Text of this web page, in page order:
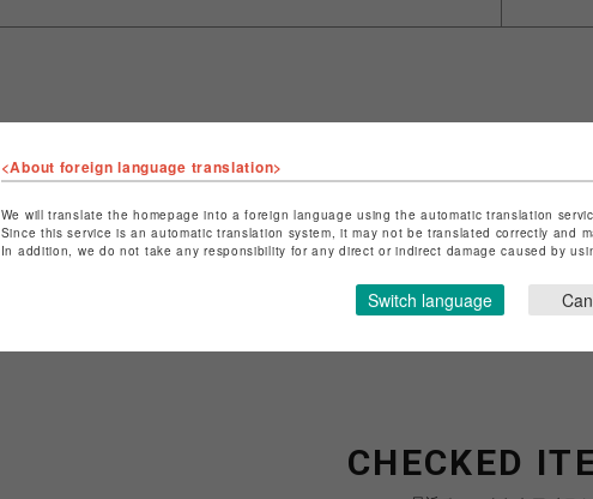
店舗名
名古屋PARCO
特定商取引法など法令に基づく表記はこちら
CHECKED
<About foreign language translation>
We will translate the homepage into a foreign language using the automatic translation
Since this service is an automatic translation system, it may not be translated correctly and
In addition, we do not take any responsibility for any direct or indirect damage caused by
Switch language